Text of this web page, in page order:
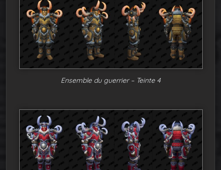
Ensemble du guerrier – Teinte 4